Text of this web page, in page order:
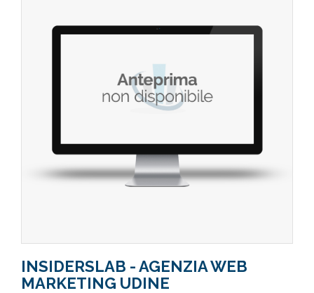
INSIDERSLAB - AGENZIA WEB
MARKETING UDINE